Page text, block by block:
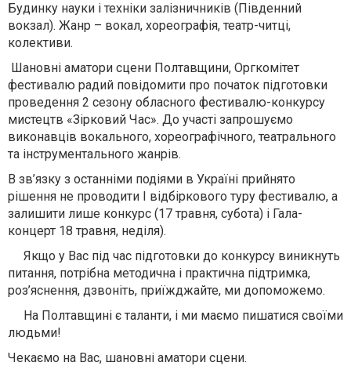
Будинку науки і техніки залізничників (Південний
вокзал). Жанр – вокал, хореографія, театр-читці,
колективи.
Шановні аматори сцени Полтавщини, Оргкомітет
фестивалю радий повідомити про початок підготовки
проведення 2 сезону обласного фестивалю-конкурсу
мистецтв «Зірковий Час». До участі запрошуємо
виконавців вокального, хореографічного, театрального
та інструментального жанрів.
В зв’язку з останніми подіями в Україні прийнято
рішення не проводити І відбіркового туру фестивалю, а
залишити лише конкурс (17 травня, субота) і Гала-
концерт 18 травня, неділя).
Якщо у Вас під час підготовки до конкурсу виникнуть
питання, потрібна методична і практична підтримка,
роз’яснення, дзвоніть, приїжджайте, ми допоможемо.
На Полтавщині є таланти, і ми маємо пишатися своїми
людьми!
Чекаємо на Вас, шановні аматори сцени.